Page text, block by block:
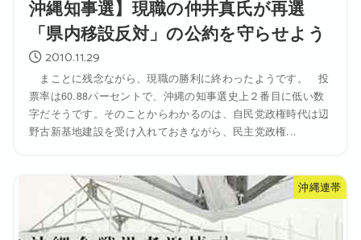
沖縄知事選】現職の仲井真氏が再選
「県内移設反対」の公約を守らせよう
2010.11.29
まことに残念ながら、現職の勝利に終わったようです。 投
票率は60.88パーセントで、沖縄の知事選史上２番目に低い数
字だそうです。そのことからわかるのは、自民党政権時代は辺
野古新基地建設を受け入れておきながら、民主党政権...
沖縄連帯